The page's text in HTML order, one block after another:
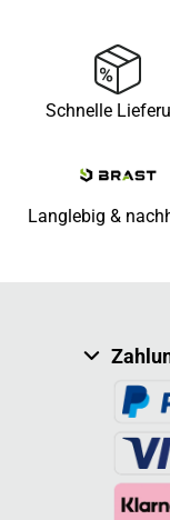
Schnelle
Langlebig &